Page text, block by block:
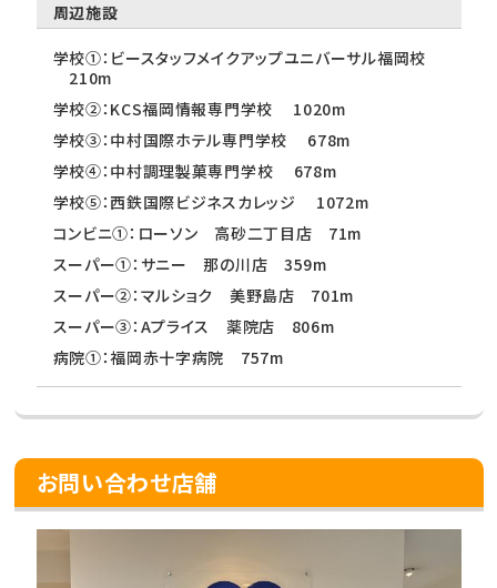
周辺施設
学校①：ビースタッフメイクアップユニバーサル福岡校
210m
学校②：KCS福岡情報専門学校 1020m
学校③：中村国際ホテル専門学校 678m
学校④：中村調理製菓専門学校 678m
学校⑤：西鉄国際ビジネスカレッジ 1072m
コンビニ①：ローソン 高砂二丁目店 71m
スーパー①：サニー 那の川店 359m
スーパー②：マルショク 美野島店 701m
スーパー③：Aプライス 薬院店 806m
病院①：福岡赤十字病院 757m
お問い合わせ店舗